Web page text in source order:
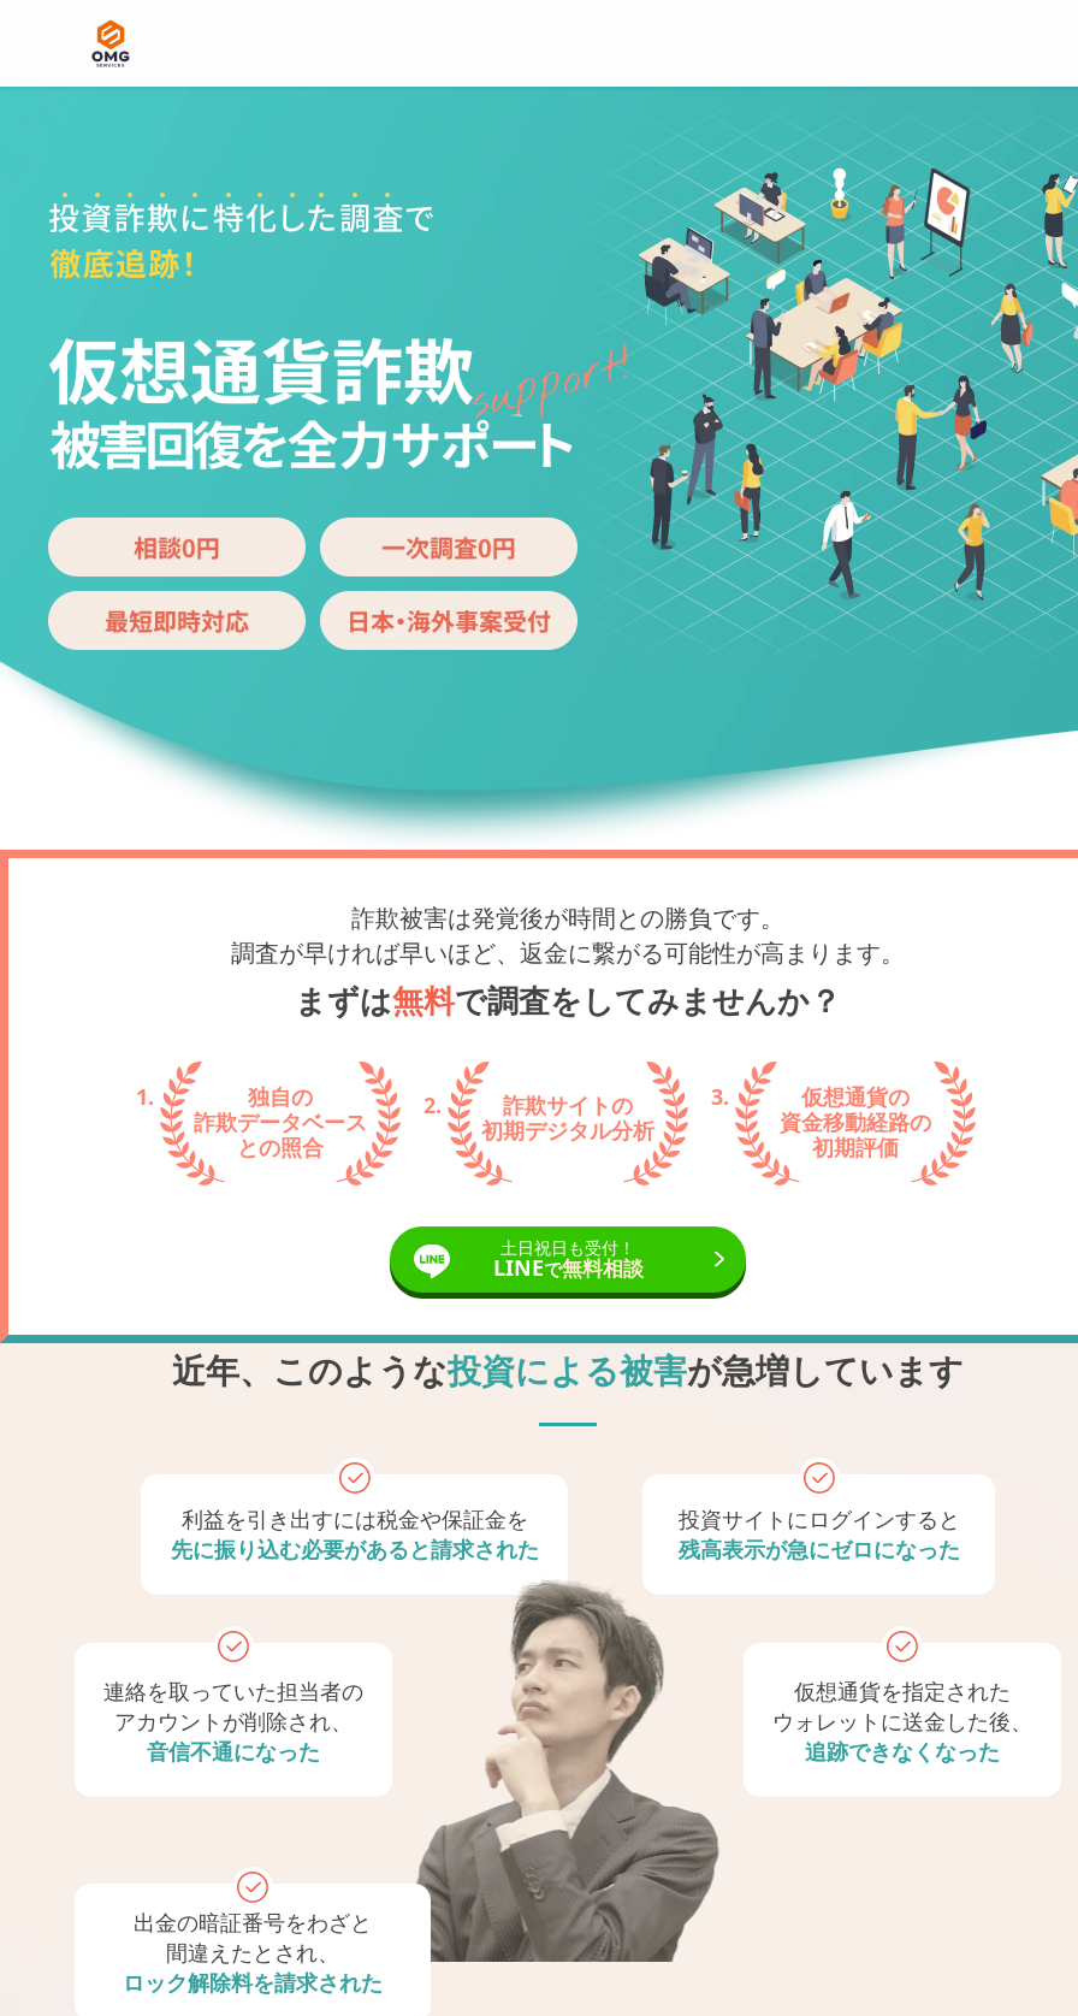
詐欺被害は発覚後が時間との勝負です。
調査が早ければ早いほど、 返金に繋がる可能性が高まります。
まずは無料で調査をしてみませんか？
独自の
詐欺データベース
との照合
詐欺サイトの
初期デジタル分析
仮想通貨の
資金移動経路の
初期評価
土日祝日も受付！
LINEで無料相談
近年、このような投資による被害が急増しています
利益を引き出すには税金や保証金を
先に振り込む必要があると請求された
投資サイトにログインすると
残高表示が急にゼロになった
連絡を取っていた担当者の
アカウントが削除され、
音信不通になった
仮想通貨を指定された
ウォレットに送金した後、
追跡できなくなった
出金の暗証番号をわざと
間違えたとされ、
ロック解除料を請求された